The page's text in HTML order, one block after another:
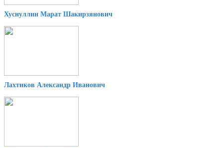
Хуснуллин Марат Шакирзянович
Лахтиков Александр Иванович